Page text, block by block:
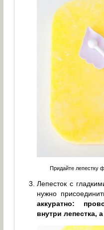
Придайте лепестку
Лепесток с
нужно
аккуратно:
внутри лепестка,